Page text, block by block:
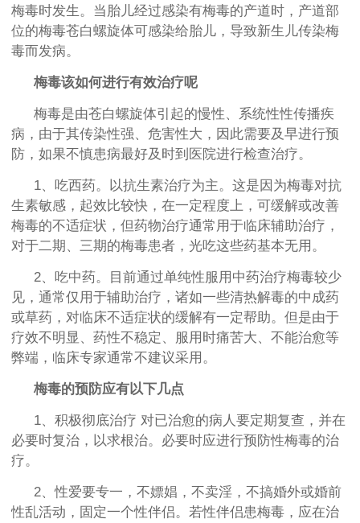
梅毒时发生。当胎儿经过感染有梅毒的产道时，产道部
位的梅毒苍白螺旋体可感染给胎儿，导致新生儿传染梅
毒而发病。
梅毒该如何进行有效治疗呢
梅毒是由苍白螺旋体引起的慢性、系统性性传播疾
病，由于其传染性强、危害性大，因此需要及早进行预
防，如果不慎患病最好及时到医院进行检查治疗。
1、吃西药。以抗生素治疗为主。这是因为梅毒对抗
生素敏感，起效比较快，在一定程度上，可缓解或改善
梅毒的不适症状，但药物治疗通常用于临床辅助治疗，
对于二期、三期的梅毒患者，光吃这些药基本无用。
2、吃中药。目前通过单纯性服用中药治疗梅毒较少
见，通常仅用于辅助治疗，诸如一些清热解毒的中成药
或草药，对临床不适症状的缓解有一定帮助。但是由于
疗效不明显、药性不稳定、服用时痛苦大、不能治愈等
弊端，临床专家通常不建议采用。
梅毒的预防应有以下几点
1、积极彻底治疗 对已治愈的病人要定期复查，并在
必要时复治，以求根治。必要时应进行预防性梅毒的治
疗。
2、性爱要专一，不嫖娼，不卖淫，不搞婚外或婚前
性乱活动，固定一个性伴侣。若性伴侣患梅毒，应在治